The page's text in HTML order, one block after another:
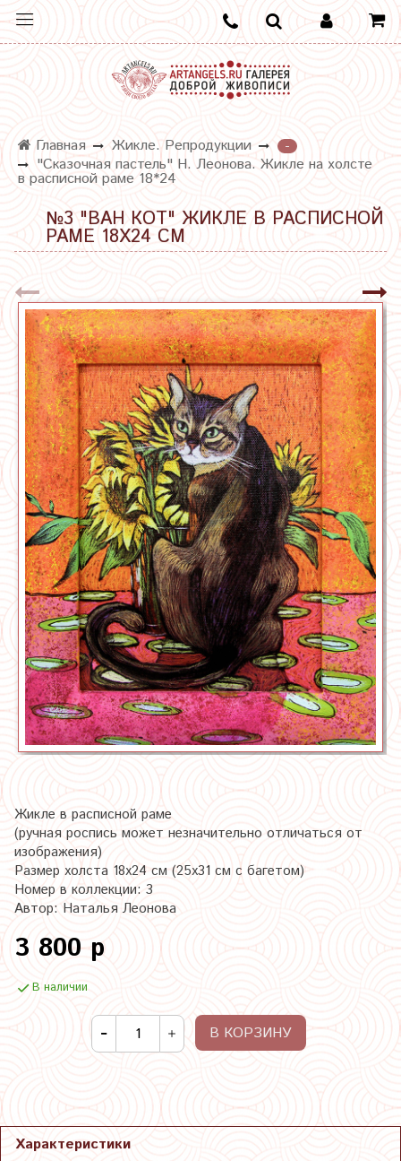
Главная Жикле. Репродукции
-
"Сказочная пастель" Н. Леонова. Жикле на холсте
в расписной раме 18*24
№3 "ВАН КОТ" ЖИКЛЕ В РАСПИСНОЙ
РАМЕ 18Х24 СМ
Жикле в расписной раме
(ручная роспись может незначительно отличаться от
изображения)
Размер холста 18х24 см (25х31 см с багетом)
Номер в коллекции: 3
Автор: Наталья Леонова
3 800 р
В наличии
В КОРЗИНУ
Характеристики